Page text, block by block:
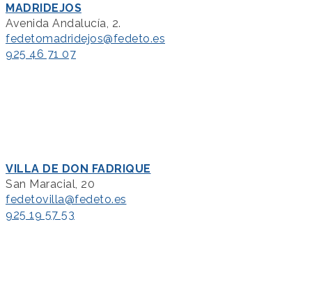
MADRIDEJOS
Avenida Andalucía, 2.
fedetomadridejos@fedeto.es
925 46 71 07
VILLA DE DON FADRIQUE
San Maracial, 20
fedetovilla@fedeto.es
925 19 57 53